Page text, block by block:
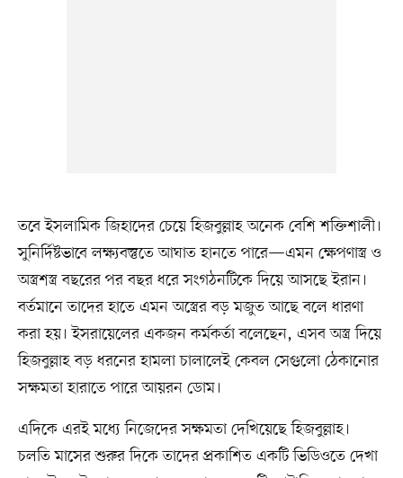
তবে ইসলামিক জিহাদের চেয়ে হিজবুল্লাহ অনেক বেশি শক্তিশালী।
সুনির্দিষ্টভাবে লক্ষ্যবস্তুতে আঘাত হানতে পারে—এমন ক্ষেপণাস্ত্র ও
অস্ত্রশস্ত্র বছরের পর বছর ধরে সংগঠনটিকে দিয়ে আসছে ইরান।
বর্তমানে তাদের হাতে এমন অস্ত্রের বড় মজুত আছে বলে ধারণা
করা হয়। ইসরায়েলের একজন কর্মকর্তা বলেছেন, এসব অস্ত্র দিয়ে
হিজবুল্লাহ বড় ধরনের হামলা চালালেই কেবল সেগুলো ঠেকানোর
সক্ষমতা হারাতে পারে আয়রন ডোম।
এদিকে এরই মধ্যে নিজেদের সক্ষমতা দেখিয়েছে হিজবুল্লাহ।
চলতি মাসের শুরুর দিকে তাদের প্রকাশিত একটি ভিডিওতে দেখা